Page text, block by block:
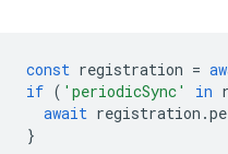
const registration =
if ( 'periodicSync' in
await registration .
}